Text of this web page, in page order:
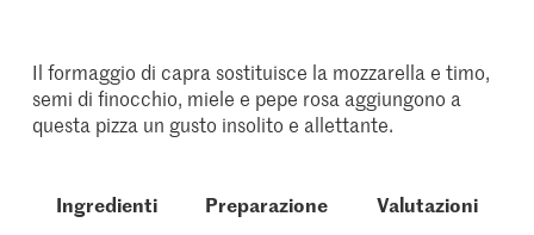
Il formaggio di capra sostituisce la mozzarella e timo,
semi di finocchio, miele e pepe rosa aggiungono a
questa pizza un gusto insolito e allettante.
Ingredienti Preparazione Valutazioni